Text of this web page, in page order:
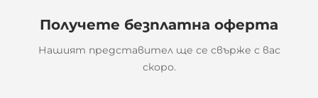
Получете безплатна оферта
Нашият представител ще се свърже с вас
скоро.